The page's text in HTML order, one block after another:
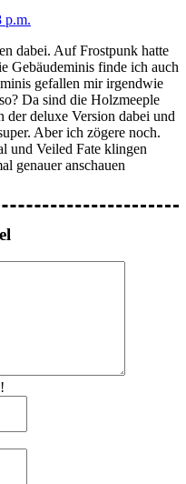
p.m.
dabei. Auf Frostpunk hatte
Gebäudeminis finde ich auch
gefallen mir irgendwie
Da sind die Holzmeeple
der deluxe Version dabei und
Aber ich zögere noch.
und Veiled Fate klingen
genauer anschauen